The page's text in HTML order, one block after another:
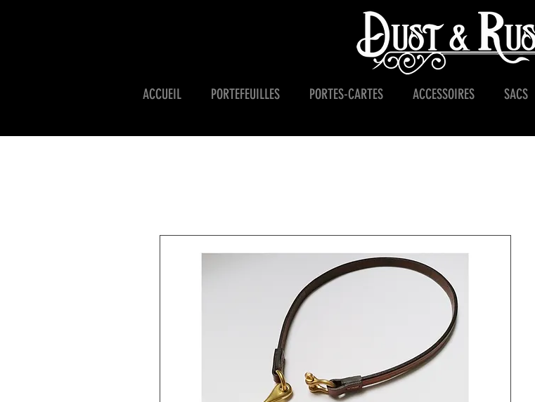
ACCUEIL PORTEFEUILLES PORTES-CARTES ACCESSOIRES SACS